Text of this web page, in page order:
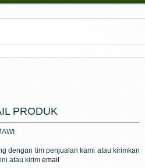
PRODUK
dengan tim penjualan kami atau kirimkan
atau kirim email